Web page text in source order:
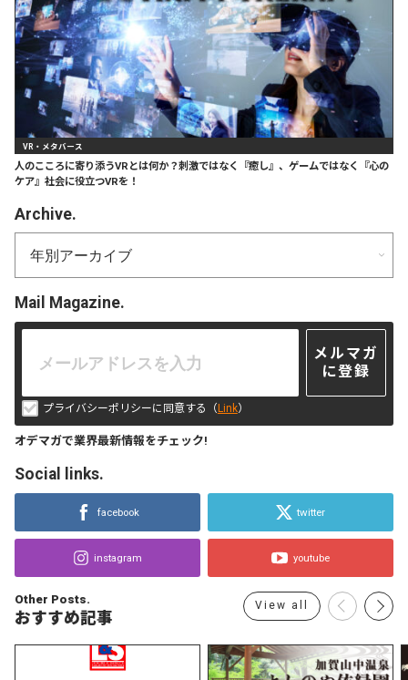
VR・メタバース
人のこころに寄り添うVRとは何か？刺激ではなく『癒し』、ゲームではなく『心の
ケア』社会に役立つVRを！
Archive.
Mail Magazine.
メルマガ
に登録
プライバシーポリシーに同意する（Link）
オデマガで業界最新情報をチェック!
Social links.
facebook twitter
instagram youtube
Other Posts.
おすすめ記事
View all